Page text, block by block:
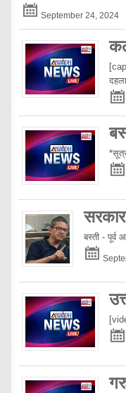
September 24, 2024
बस्ती - पूर्व